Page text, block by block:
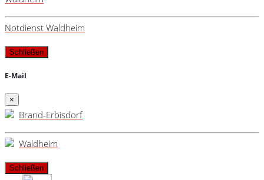
Notdienst Waldheim
Schließen
E-Mail
×
Brand-Erbisdorf
Waldheim
Schließen